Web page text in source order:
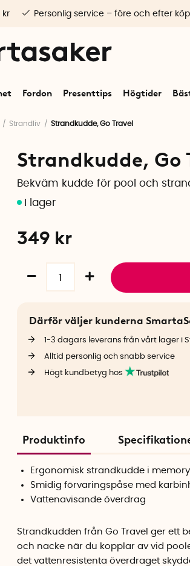
Fordon Presenttips Högtider
kr Personlig service – före och efter köp
Strandliv Strandkudde, Go Travel
Strandkudde, Go
Bekväm kudde för pool och
349 kr
Därför väljer kunderna
1-3 dagars leverans från vårt lager i
Alltid personlig och snabb service
Högt kundbetyg hos
Produktinfo
Ergonomisk strandkudde i
Smidig förvaringspåse med
Vattenavisande överdrag
Strandkudden från Go Travel ger ett
och nacke när du kopplar av vid
det vattenresistenta överdraget